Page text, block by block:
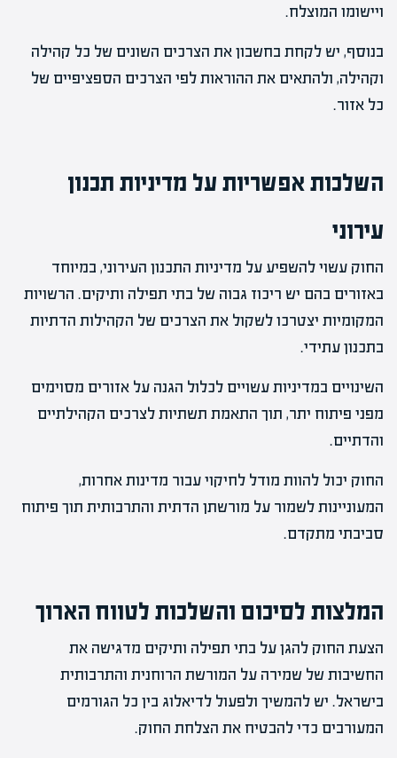
ויישומו המוצלח.
בנוסף, יש לקחת בחשבון את הצרכים השונים של כל קהילה
וקהילה, ולהתאים את ההוראות לפי הצרכים הספציפיים של
כל אזור.
השלכות אפשריות על מדיניות תכנון
עירוני
החוק עשוי להשפיע על מדיניות התכנון העירוני, במיוחד
באזורים בהם יש ריכוז גבוה של בתי תפילה ותיקים. הרשויות
המקומיות יצטרכו לשקול את הצרכים של הקהילות הדתיות
בתכנון עתידי.
השינויים במדיניות עשויים לכלול הגנה על אזורים מסוימים
מפני פיתוח יתר, תוך התאמת תשתיות לצרכים הקהילתיים
והדתיים.
החוק יכול להוות מודל לחיקוי עבור מדינות אחרות,
המעוניינות לשמור על מורשתן הדתית והתרבותית תוך פיתוח
סביבתי מתקדם.
המלצות לסיכום והשלכות לטווח הארוך
הצעת החוק להגן על בתי תפילה ותיקים מדגישה את
החשיבות של שמירה על המורשת הרוחנית והתרבותית
בישראל. יש להמשיך ולפעול לדיאלוג בין כל הגורמים
המעורבים כדי להבטיח את הצלחת החוק.